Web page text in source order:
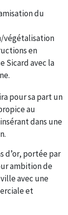
du
végétalisation
en
Sicard avec la
pour sa part un
au
dans une
d’or, portée par
ambition de
avec une
et